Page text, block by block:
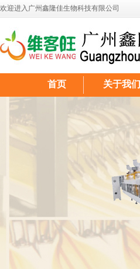
欢迎进入广州鑫隆佳生物科技有限公司
首页 关于我们